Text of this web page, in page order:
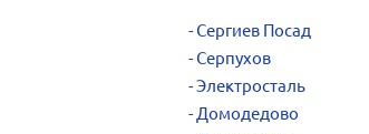
Сергиев Посад
Серпухов
Электросталь
Домодедово